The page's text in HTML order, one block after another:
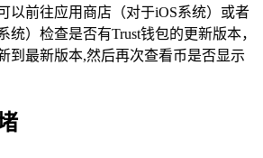
以前往应用商店（对于iOS系统）或者
统）检查是否有Trust钱包的更新版本，
到最新版本,然后再次查看币是否显示